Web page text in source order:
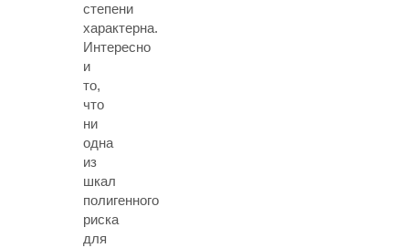
степени
характерна.
Интересно
и
то,
что
ни
одна
из
шкал
полигенного
риска
для